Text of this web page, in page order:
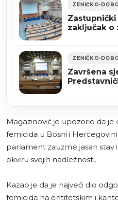
zaključak o
Završena
Magazinović je upozorio da je
femicida u Bosni i
parlament zauzme jasan stav
okviru svojih nadležnosti.
Kazao je da je najveći dio
femicida na entitetskim i